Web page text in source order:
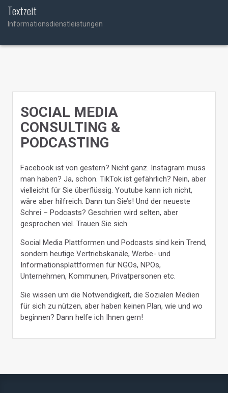
Skip
content
Textzeit
Informationsdienstleistungen
SOCIAL MEDIA
CONSULTING &
PODCASTING
Facebook ist von gestern? Nicht ganz. Instagram muss
man haben? Ja, schon. TikTok ist gefährlich? Nein, aber
vielleicht für Sie überflüssig. Youtube kann ich nicht,
wäre aber hilfreich. Dann tun Sie’s! Und der neueste
Schrei – Podcasts? Geschrien wird selten, aber
gesprochen viel. Trauen Sie sich.
Social Media Plattformen und Podcasts sind kein Trend,
sondern heutige Vertriebskanäle, Werbe- und
Informationsplattformen für NGOs, NPOs,
Unternehmen, Kommunen, Privatpersonen etc.
Sie wissen um die Notwendigkeit, die Sozialen Medien
für sich zu nützen, aber haben keinen Plan, wie und wo
beginnen? Dann helfe ich Ihnen gern!